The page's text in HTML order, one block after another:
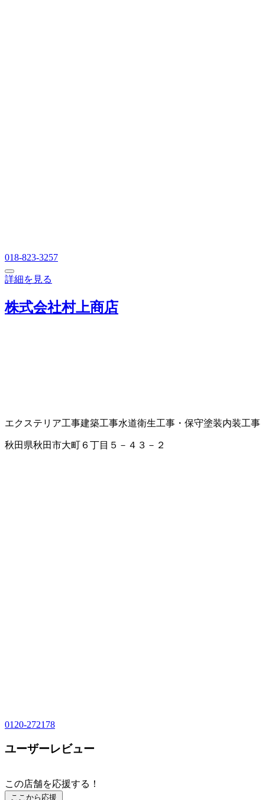
018-823-3257
詳細を見る
株式会社村上商店
エクステリア工事建築工事水道衛生工事・保守塗装内装工事
秋田県秋田市大町６丁目５－４３－２
0120-272178
ユーザーレビュー
この店舗を応援する！
ここから応援